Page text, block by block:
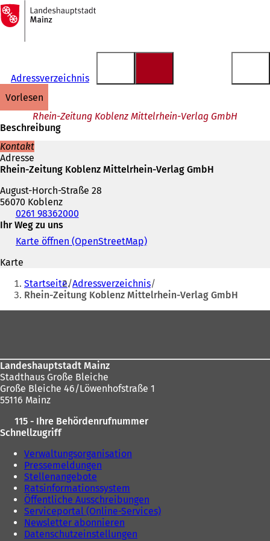
Inhalt anspringen
Zur
Startseite
Adressverzeichnis
vorlesen
Rhein-Zeitung Koblenz Mittelrhein-Verlag GmbH
Beschreibung
Kontakt
Adresse
Rhein-Zeitung Koblenz Mittelrhein-Verlag GmbH
August-Horch-Straße 28
56070 Koblenz
Telefon,
Fax
und
Mail-
0261 98362000
Ihr Weg zu uns
Karte öffnen (OpenStreetMap)(
n
e
t
i
m
u
Karte
Sie
befinden
sich
Startseite Adressverzeichnis
Rhein-Zeitung Koblenz Mittelrhein-Verlag GmbH
Landeshauptstadt Mainz
Stadthaus Große Bleiche
Große Bleiche 46/Löwenhofstraße 1
55116 Mainz
115 - Ihre Behördenrufnummer
Schnellzugriff
Verwaltungsorganisation
Pressemeldungen
Stellenangebote
Ratsinformationssystem
Öffentliche Ausschreibungen
Serviceportal (Online-Services)
Newsletter abonnieren
Datenschutzeinstellungen